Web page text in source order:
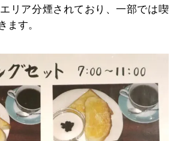
リア分煙されており、一部では喫
ます。